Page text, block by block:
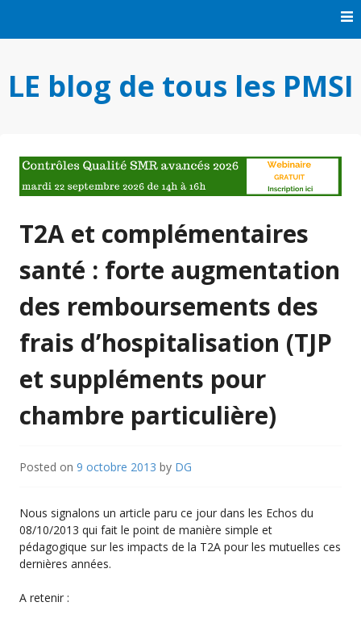
LE blog de tous les PMSI
T2A et complémentaires
santé : forte augmentation
des remboursements des
frais d’hospitalisation (TJP
et suppléments pour
chambre particulière)
Posted on 9 octobre 2013 by DG
Nous signalons un article paru ce jour dans les Echos du
08/10/2013 qui fait le point de manière simple et
pédagogique sur les impacts de la T2A pour les mutuelles ces
dernières années.
A retenir :